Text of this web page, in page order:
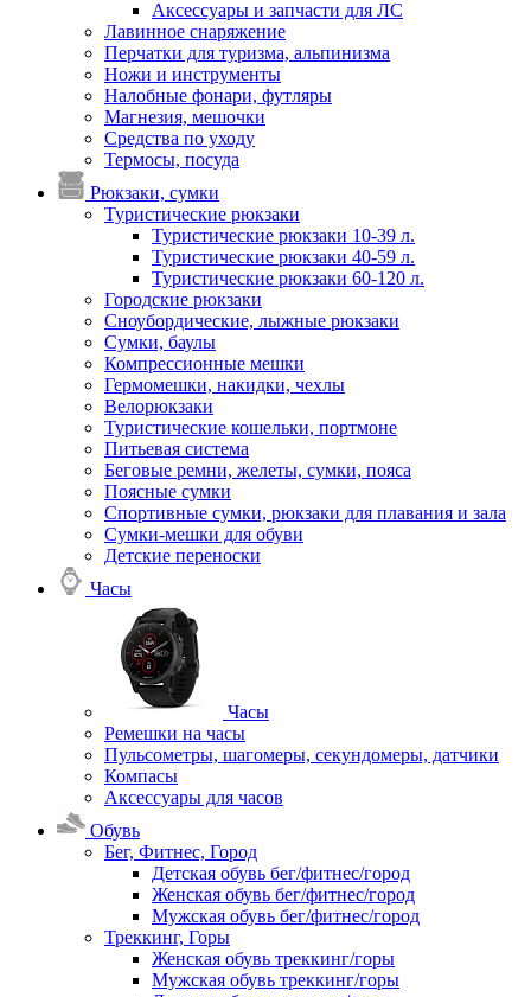
Аксессуары и запчасти для ЛС
Лавинное снаряжение
Перчатки для туризма, альпинизма
Ножи и инструменты
Налобные фонари, футляры
Магнезия, мешочки
Средства по уходу
Термосы, посуда
Рюкзаки, сумки
Туристические рюкзаки
Туристические рюкзаки 10-39 л.
Туристические рюкзаки 40-59 л.
Туристические рюкзаки 60-120 л.
Городские рюкзаки
Сноубордические, лыжные рюкзаки
Сумки, баулы
Компрессионные мешки
Гермомешки, накидки, чехлы
Велорюкзаки
Туристические кошельки, портмоне
Питьевая система
Беговые ремни, желеты, сумки, пояса
Поясные сумки
Спортивные сумки, рюкзаки для плавания и зала
Сумки-мешки для обуви
Детские переноски
Часы
Часы
Ремешки на часы
Пульсометры, шагомеры, секундомеры, датчики
Компасы
Аксессуары для часов
Обувь
Бег, Фитнес, Город
Детская обувь бег/фитнес/город
Женская обувь бег/фитнес/город
Мужская обувь бег/фитнес/город
Треккинг, Горы
Женская обувь треккинг/горы
Мужская обувь треккинг/горы